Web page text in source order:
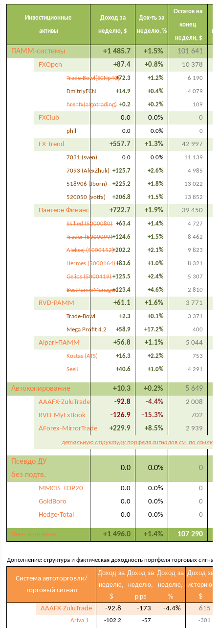
Инвестиционные
активы
Доход за
неделю, $
Дох-ть за
неделю, %
Остаток на
конец
недели, $
ПАММ-системы +1 485.7 +1.5% 101 641
FXOpen +87.4 +0.8% 10 378
Trade-Bowl(ECNp40)+72.3 +1.2% 6 190
DmitriyECN +14.9 +0.4% 4 079
hrenfx(algotrading) +0.2 +0.2% 109
FXClub 0.0 0.0% 0
phil 0.0 0.0% 0
FX-Trend +557.7 +1.3% 42 997
7031 (sven) 0.0 0.0% 11 139
7093 (AlexZhuk) +125.7 +2.6% 4 985
518906 (Jborn) +225.2 +1.8% 13 022
520050 (votfx) +206.8 +1.5% 13 852
Пантеон Финанс +722.7 +1.9% 39 450
Skilled (5000080) +63.4 +1.4% 4 727
Trader (5000099)+124.6 +1.5% 8 462
Aleksej (5000152)+202.2 +2.1% 9 823
Hermes (5000164)+83.6 +1.0% 8 321
Gelios (5000419)+125.5 +2.4% 5 307
BestPammManager+123.4 +4.6% 2 810
RVD-PAMM +61.1 +1.6% 3 771
Trade-Bowl +2.3 +0.1% 3 371
Mega Profit 4.2 +58.9 +17.2% 400
Alpari-ПАММ +56.8 +1.1% 5 044
Kostas (ATS) +16.3 +2.2% 753
SeeK +40.6 +1.0% 4 291
Автокопирование +10.3 +0.2% 5 649
AAAFX-ZuluTrade -92.8 -4.4%
2 008
RVD-MyFxBook
-126.9 -15.3%
702
AForex-MirrorTrade
+229.9 +8.5% 2 939
детальную структуру порфеля сигналов см. по ссылке
Псевдо ДУ
без подтв.
0.0 0.0% 0
MMCIS-TOP20 0.0 0.0%
0
GoldBoro
0.0 0.0%
0
Hedge-Total
0.0 0.0% 0
Весь портфель +1 496.0 +1.4% 107 290
Дополнение: структура и фактическая доходность портфеля торговых
Система автоторговли/
торговый сигнал
Доход за
неделю,
$
Доход за
неделю,
pips
Доход за
неделю,
%
Доход за
историю,
$
AAAFX-ZuluTrade -92.8 -173 -4.4% 615
Ariva 1 -102.2 -57
-301